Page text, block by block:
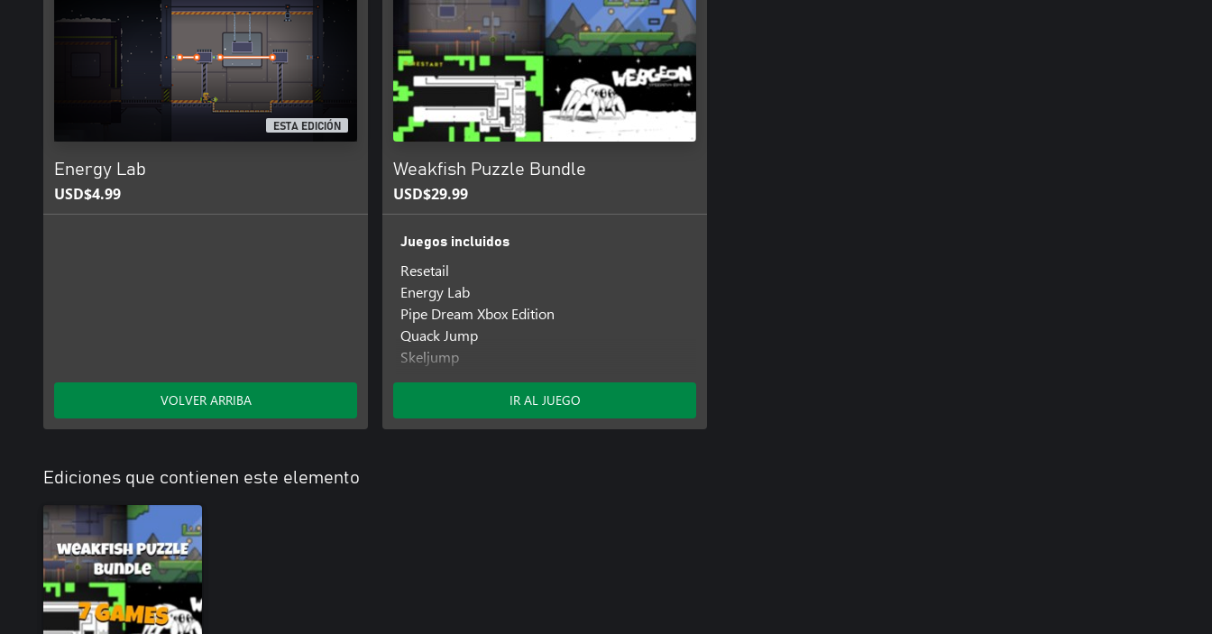
ESTA EDICIÓN
Energy Lab
USD$4.99
VOLVER ARRIBA
Weakfish Puzzle Bundle
USD$29.99
Juegos incluidos
Resetail
Energy Lab
Pipe Dream Xbox Edition
Quack Jump
Skeljump
Vigour
Webgeon Speedrun Edition
IR AL JUEGO
Ediciones que contienen este elemento